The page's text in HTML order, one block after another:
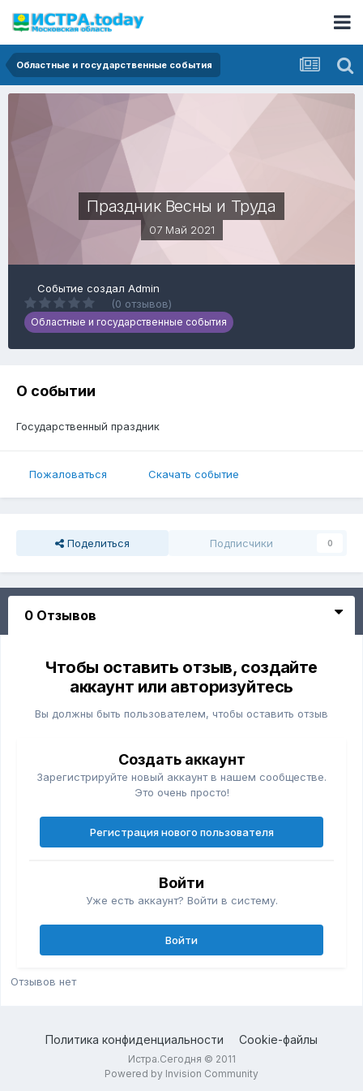
Областные и государственные события
Праздник Весны и Труда
07 Май 2021
Событие создал Admin
(0 отзывов)
Областные и государственные события
О событии
Государственный праздник
Пожаловаться Скачать событие
Поделиться Подписчики 0
0 Отзывов
Чтобы оставить отзыв, создайте
аккаунт или авторизуйтесь
Вы должны быть пользователем, чтобы оставить отзыв
Создать аккаунт
Зарегистрируйте новый аккаунт в нашем сообществе.
Это очень просто!
Регистрация нового пользователя
Войти
Уже есть аккаунт? Войти в систему.
Войти
Отзывов нет
Политика конфиденциальности Cookie-файлы
Истра.Сегодня © 2011
Powered by Invision Community